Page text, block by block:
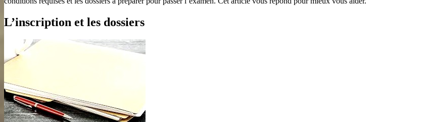
L’inscription et les dossiers